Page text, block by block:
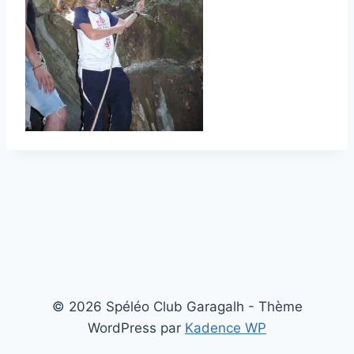
© 2026 Spéléo Club Garagalh - Thème
WordPress par Kadence WP